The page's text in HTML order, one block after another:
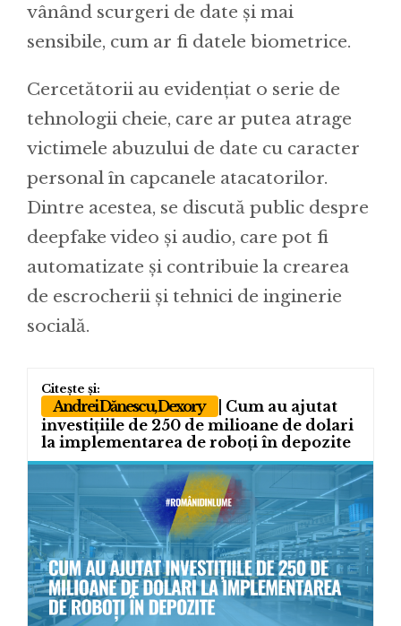
vânând scurgeri de date și mai
sensibile, cum ar fi datele biometrice.
Cercetătorii au evidențiat o serie de
tehnologii cheie, care ar putea atrage
victimele abuzului de date cu caracter
personal în capcanele atacatorilor.
Dintre acestea, se discută public despre
deepfake video și audio, care pot fi
automatizate și contribuie la crearea
de escrocherii și tehnici de inginerie
socială.
Andrei Dănescu, Dexory
| Cum au ajutat
investițiile de 250 de milioane de dolari
la implementarea de roboți în depozite